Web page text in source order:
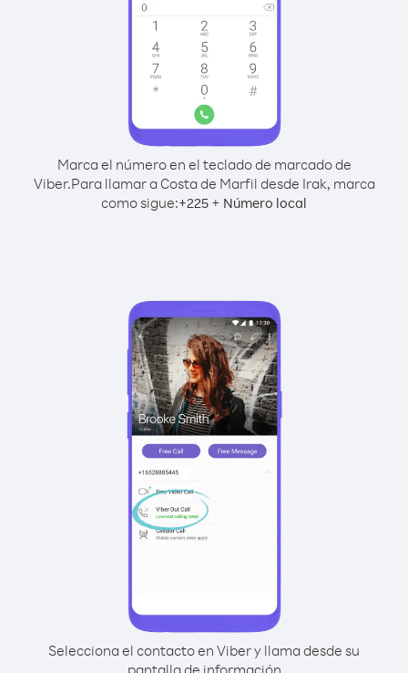
Marca el número en el teclado de marcado de
Viber.Para llamar a Costa de Marfil desde Irak, marca
como sigue:+225 + Número local
Selecciona el contacto en Viber y llama desde su
pantalla de información